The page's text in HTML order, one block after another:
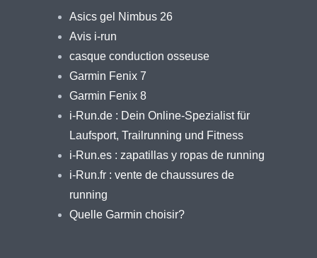
Asics gel Nimbus 26
Avis i-run
casque conduction osseuse
Garmin Fenix 7
Garmin Fenix 8
i-Run.de : Dein Online-Spezialist für
Laufsport, Trailrunning und Fitness
i-Run.es : zapatillas y ropas de running
i-Run.fr : vente de chaussures de
running
Quelle Garmin choisir?